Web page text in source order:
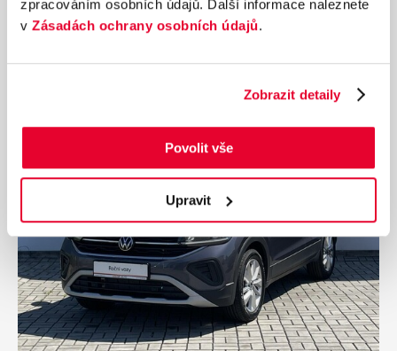
zpracováním osobních údajů. Další informace naleznete
v Zásadách ochrany osobních údajů.
Zobrazit detaily
Povolit vše
Upravit
Benzín
Manuální
Přidat k porovnání